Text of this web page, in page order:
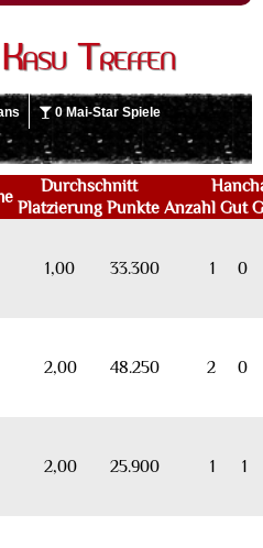
Treffen
0 Mai-Star Spiele
Durchschnitt
Platzierung Punkte Anzahl Gut
1,00 33.300 1 0
2,00 48.250 2 0
2,00 25.900 1 1